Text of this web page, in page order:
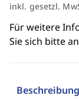
inkl. gesetzl.
Für weitere
Sie sich bitte
Beschreibung